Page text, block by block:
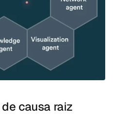
causa raiz